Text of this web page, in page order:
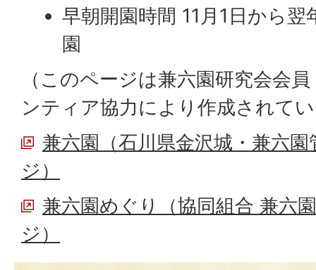
早朝開園時間 11月1日から
園
（このページは兼六園研究会会
ンティア協力により作成されて
兼六園（石川県金沢城・兼六
ジ）
兼六園めぐり（協同組合 兼六
ジ）